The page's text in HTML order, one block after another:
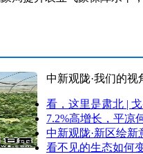
中新观陇·我们的视
看，这里是肃北 |
7.2%高增长，平凉
中新观陇·新区绘
看不见的生态如何